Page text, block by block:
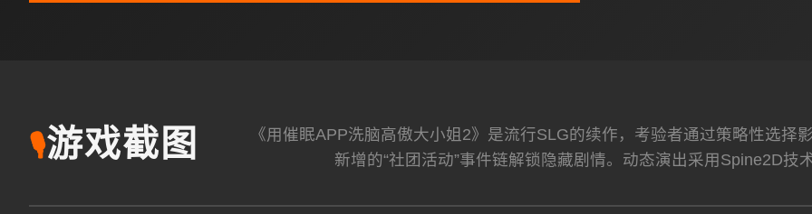
🎙️游戏截图
《用催眠APP洗脑高傲大小姐2》是流行SLG的续作，考验者通过策略性选
新增的“社团活动”事件链解锁隐藏剧情。动态演出采用Spine2D